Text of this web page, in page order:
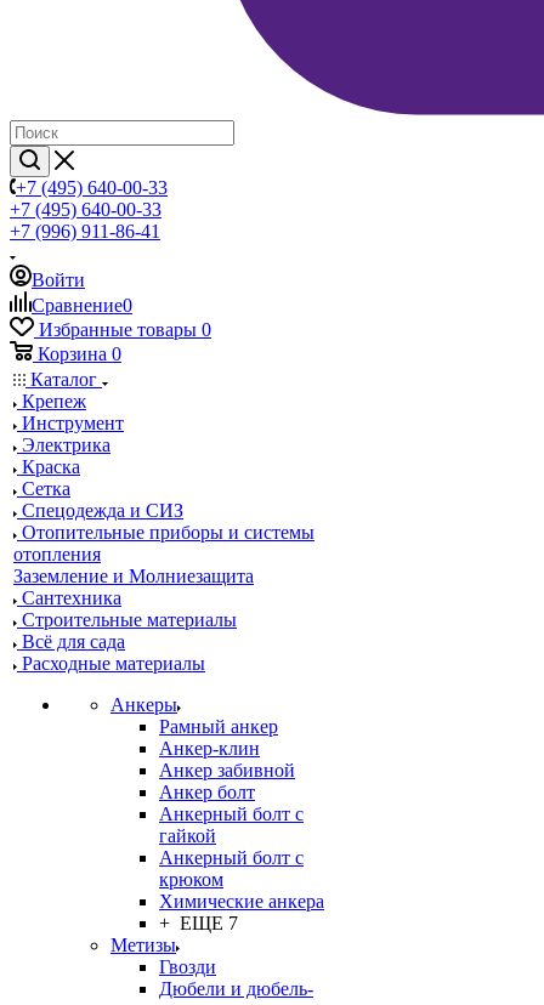
+7 (495) 640-00-33
+7 (495) 640-00-33
+7 (996) 911-86-41
Войти
Сравнение0
Избранные товары 0
Корзина 0
Каталог
Крепеж
Инструмент
Электрика
Краска
Сетка
Спецодежда и СИЗ
Отопительные приборы и системы
отопления
Заземление и Молниезащита
Сантехника
Строительные материалы
Всё для сада
Расходные материалы
Анкеры
Рамный анкер
Анкер-клин
Анкер забивной
Анкер болт
Анкерный болт с
гайкой
Анкерный болт с
крюком
Химические анкера
+ ЕЩЕ 7
Метизы
Гвозди
Дюбели и дюбель-